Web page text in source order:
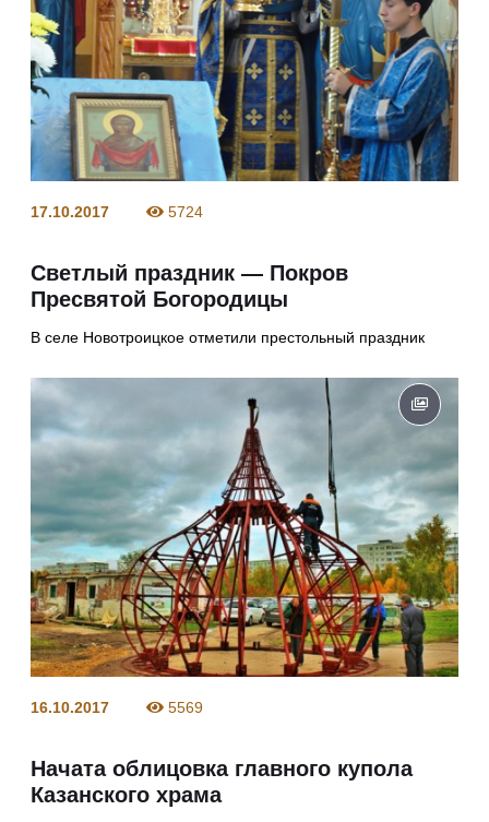
17.10.2017 5724
Светлый праздник — Покров
Пресвятой Богородицы
В селе Новотроицкое отметили престольный праздник
16.10.2017 5569
Начата облицовка главного купола
Казанского храма